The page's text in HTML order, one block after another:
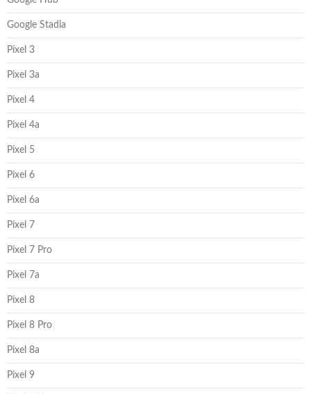
Google Stadia
Pixel 3
Pixel 3a
Pixel 4
Pixel 4a
Pixel 5
Pixel 6
Pixel 6a
Pixel 7
Pixel 7 Pro
Pixel 7a
Pixel 8
Pixel 8 Pro
Pixel 8a
Pixel 9